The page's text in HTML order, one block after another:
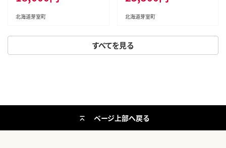
すべてを見る
北海道芽室町 北海道芽室町
ページ上部へ戻る